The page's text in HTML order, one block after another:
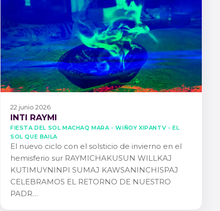
22 junio 2026
INTI RAYMI
FIESTA DEL SOL MACHAQ MARA - WIÑOY XIPANTV - EL
SOL QUE BAILA
El nuevo ciclo con el solsticio de invierno en el
hemisferio sur RAYMICHAKUSUN WILLKAJ
KUTIMUYNINPI SUMAJ KAWSANINCHISPAJ
CELEBRAMOS EL RETORNO DE NUESTRO
PADR…